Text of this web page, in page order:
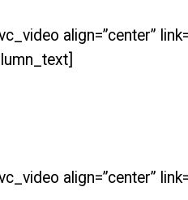
align=”center”
align=”center”